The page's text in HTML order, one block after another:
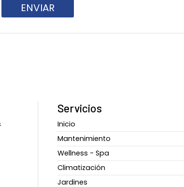
Servicios
Inicio
Mantenimiento
Wellness - Spa
Climatización
Jardines